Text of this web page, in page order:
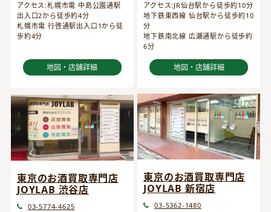
アクセス:札幌市電 中島公園通駅
出入口2から徒歩約4分
札幌市電 行啓通駅出入口1から徒
歩約4分
地図・店舗詳細
アクセス:JR仙台駅から徒歩約10分
地下鉄東西線 仙台駅から徒歩約10
分
地下鉄南北線 広瀬通駅から徒歩約
6分
地図・店舗詳細
東京のお酒買取専門店
JOYLAB 渋谷店
03-5774-4625
東京のお酒買取専門店
JOYLAB 新宿店
03-5362-1480